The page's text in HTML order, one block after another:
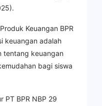
Keuangan BPR
keuangan adalah
tentang keuangan
bagi siswa
PT BPR NBP 29